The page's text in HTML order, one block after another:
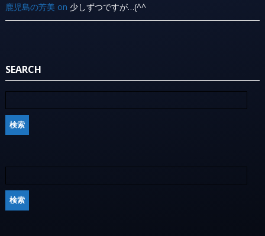
鹿児島の芳美 on 少しずつですが…(^^ ゞ
SEARCH